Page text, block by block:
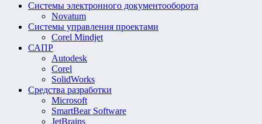
Системы электронного документооборота
Novatum
Системы управления проектами
Corel Mindjet
САПР
Autodesk
Corel
SolidWorks
Средства разработки
Microsoft
SmartBear Software
JetBrains